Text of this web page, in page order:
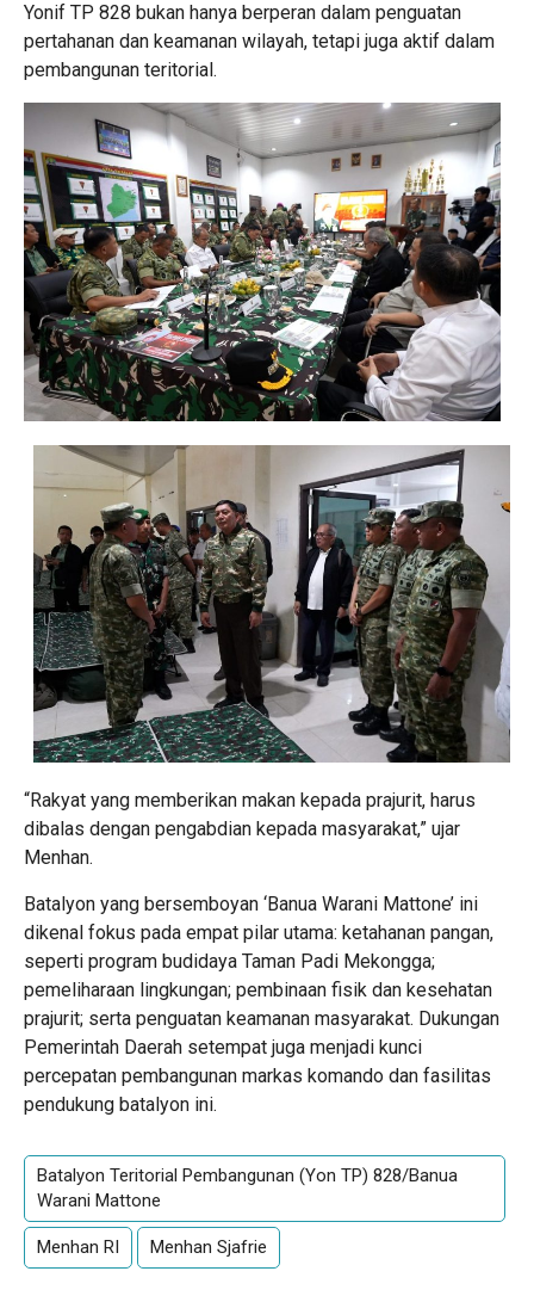
Yonif TP 828 bukan hanya berperan dalam penguatan
pertahanan dan keamanan wilayah, tetapi juga aktif dalam
pembangunan teritorial.
“Rakyat yang memberikan makan kepada prajurit, harus
dibalas dengan pengabdian kepada masyarakat,” ujar
Menhan.
Batalyon yang bersemboyan ‘Banua Warani Mattone’ ini
dikenal fokus pada empat pilar utama: ketahanan pangan,
seperti program budidaya Taman Padi Mekongga;
pemeliharaan lingkungan; pembinaan fisik dan kesehatan
prajurit; serta penguatan keamanan masyarakat. Dukungan
Pemerintah Daerah setempat juga menjadi kunci
percepatan pembangunan markas komando dan fasilitas
pendukung batalyon ini.
Batalyon Teritorial Pembangunan (Yon TP) 828/Banua
Warani Mattone
Menhan RI Menhan Sjafrie